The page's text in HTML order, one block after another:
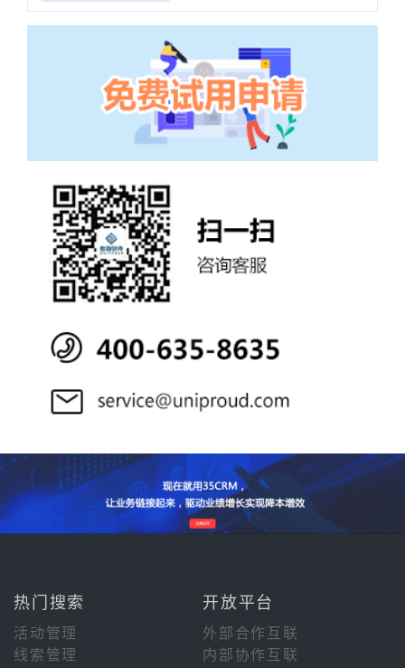
热门搜索 开放平台
活动管理
外部合作互联
线索管理
内部协作互联